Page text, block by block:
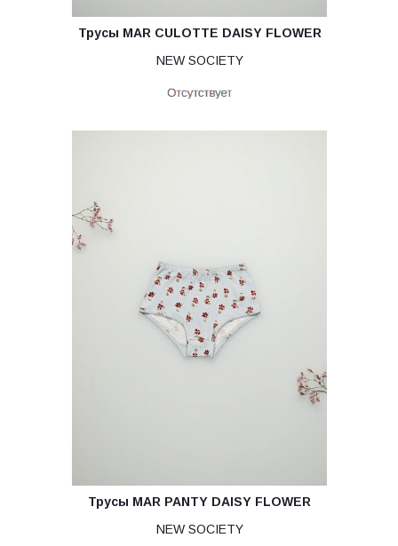
Трусы MAR CULOTTE DAISY FLOWER
NEW SOCIETY
Трусы MAR PANTY DAISY FLOWER
NEW SOCIETY